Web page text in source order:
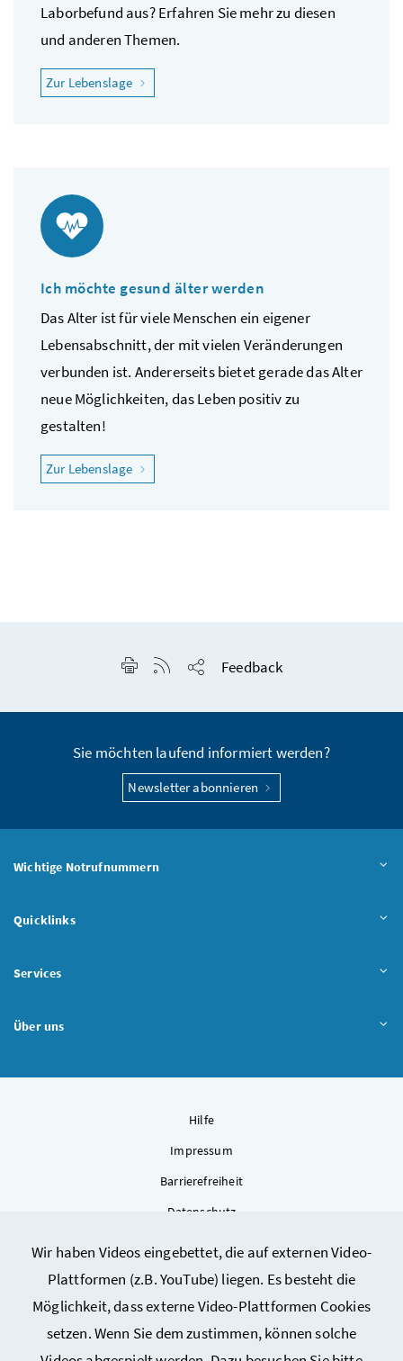
Wir haben Videos eingebettet, die auf externen Video-
Plattformen (z.B. YouTube) liegen. Es besteht die
Möglichkeit, dass externe Video-Plattformen Cookies
setzen. Wenn Sie dem zustimmen, können solche
Laborbefund aus? Erfahren Sie mehr zu diesen
und anderen Themen.
Zur Lebenslage "Ich fühle mich krank"
Ich möchte gesund älter werden
Das Alter ist für viele Menschen ein eigener
Lebensabschnitt, der mit vielen Veränderungen
verbunden ist. Andererseits bietet gerade das Alter
neue Möglichkeiten, das Leben positiv zu
gestalten!
Zur Lebenslage "Ich möchte gesund älter werden"
Seite drucken
RSS-Feed anzeigen
Feedback
Sie möchten laufend informiert werden?
Newsletter abonnieren
Wichtige Notrufnummern
Quicklinks
Services
Über uns
Hilfe
Impressum
Barrierefreiheit
Datenschutz
Sitemap
Cookie-Einstellungen